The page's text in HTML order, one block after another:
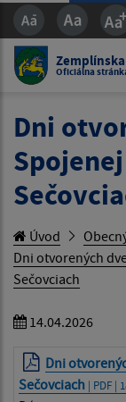
Oficiálna
Dni
Úvod
Dni otvorených
Sečovciach
14.04.2026
Dni
Sečovciach | PDF |